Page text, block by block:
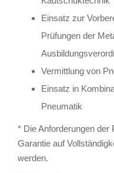
Einsatz zur
Prüfungen der
Vermittlung von
Einsatz in
Pneumatik
* Die Anforderungen der
Garantie auf
werden.